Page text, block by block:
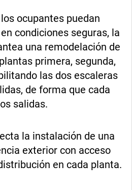
ocupantes puedan
condiciones seguras, la
una remodelación de
primera, segunda,
las dos escaleras
de forma que cada
salidas.
la instalación de una
exterior con acceso
en cada planta.